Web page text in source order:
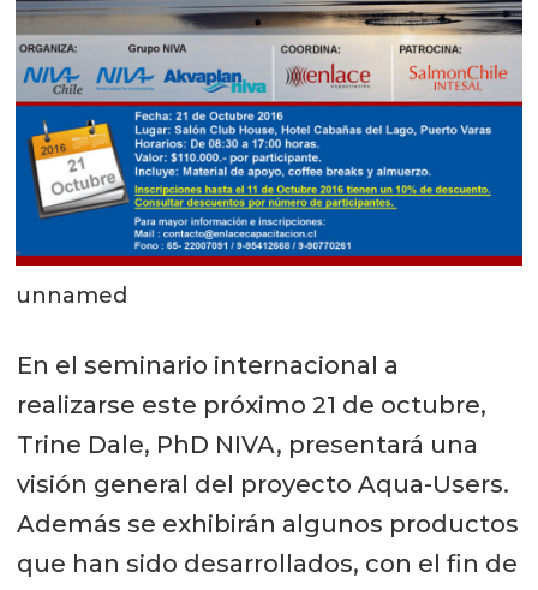
unnamed
En el seminario internacional a
realizarse este próximo 21 de octubre,
Trine Dale, PhD NIVA, presentará una
visión general del proyecto Aqua-Users.
Además se exhibirán algunos productos
que han sido desarrollados, con el fin de